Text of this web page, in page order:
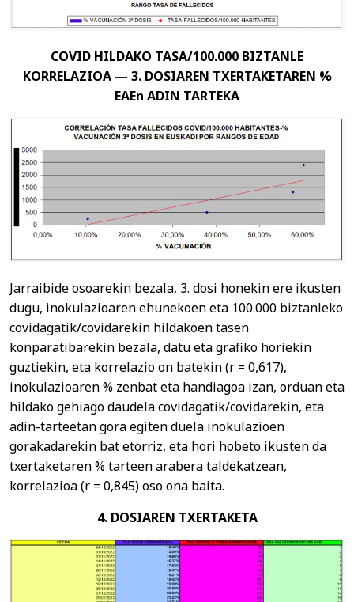
COVID HILDAKO TASA/100.000 BIZTANLE
KORRELAZIOA — 3. DOSIAREN TXERTAKETAREN %
EAEn ADIN TARTEKA
Jarraibide osoarekin bezala, 3. dosi honekin ere ikusten
dugu, inokulazioaren ehunekoen eta 100.000 biztanleko
covidagatik/covidarekin hildakoen tasen
konparatibarekin bezala, datu eta grafiko horiekin
guztiekin, eta korrelazio on batekin (r = 0,617),
inokulazioaren % zenbat eta handiagoa izan, orduan eta
hildako gehiago daudela covidagatik/covidarekin, eta
adin-tarteetan gora egiten duela inokulazioen
gorakadarekin bat etorriz, eta hori hobeto ikusten da
txertaketaren % tarteen arabera taldekatzean,
korrelazioa (r = 0,845) oso ona baita.
4. DOSIAREN TXERTAKETA